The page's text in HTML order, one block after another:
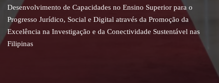
Desenvolvimento de Capacidades no Ensino Superior para o
Progresso Jurídico, Social e Digital através da Promoção da
Excelência na Investigação e da Conectividade Sustentável nas
Filipinas